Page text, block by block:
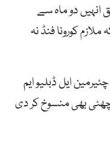
دو ماہ سے
کورونا فنڈ نہ
ایل ڈبلیو ایم
بھی منسوخ کر دی